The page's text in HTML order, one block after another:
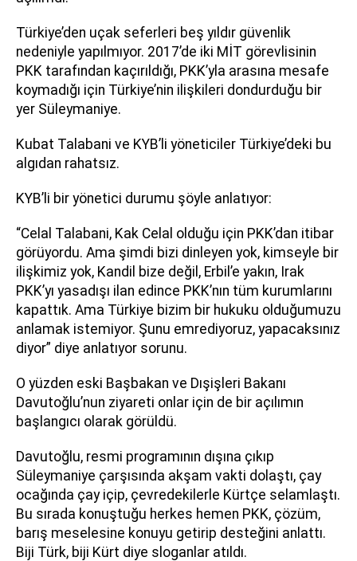
Türkiye’den uçak seferleri beş yıldır güvenlik
nedeniyle yapılmıyor. 2017’de iki MİT görevlisinin
PKK tarafından kaçırıldığı, PKK’yla arasına mesafe
koymadığı için Türkiye’nin ilişkileri dondurduğu bir
yer Süleymaniye.
Kubat Talabani ve KYB’li yöneticiler Türkiye’deki bu
algıdan rahatsız.
KYB’li bir yönetici durumu şöyle anlatıyor:
“Celal Talabani, Kak Celal olduğu için PKK’dan itibar
görüyordu. Ama şimdi bizi dinleyen yok, kimseyle bir
ilişkimiz yok, Kandil bize değil, Erbil’e yakın, Irak
PKK’yı yasadışı ilan edince PKK’nın tüm kurumlarını
kapattık. Ama Türkiye bizim bir hukuku olduğumuzu
anlamak istemiyor. Şunu emrediyoruz, yapacaksınız
diyor” diye anlatıyor sorunu.
O yüzden eski Başbakan ve Dışişleri Bakanı
Davutoğlu’nun ziyareti onlar için de bir açılımın
başlangıcı olarak görüldü.
Davutoğlu, resmi programının dışına çıkıp
Süleymaniye çarşısında akşam vakti dolaştı, çay
ocağında çay içip, çevredekilerle Kürtçe selamlaştı.
Bu sırada konuştuğu herkes hemen PKK, çözüm,
barış meselesine konuyu getirip desteğini anlattı.
Biji Türk, biji Kürt diye sloganlar atıldı.